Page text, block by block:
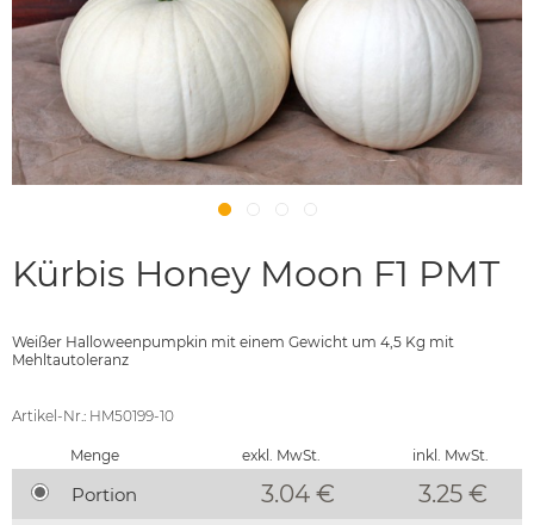
Kürbis Honey Moon F1 PMT
Weißer Halloweenpumpkin mit einem Gewicht um 4,5 Kg mit
Mehltautoleranz
Artikel-Nr.: HM50199-10
Menge exkl. MwSt. inkl. MwSt.
Portion 3.04 € 3.25 €